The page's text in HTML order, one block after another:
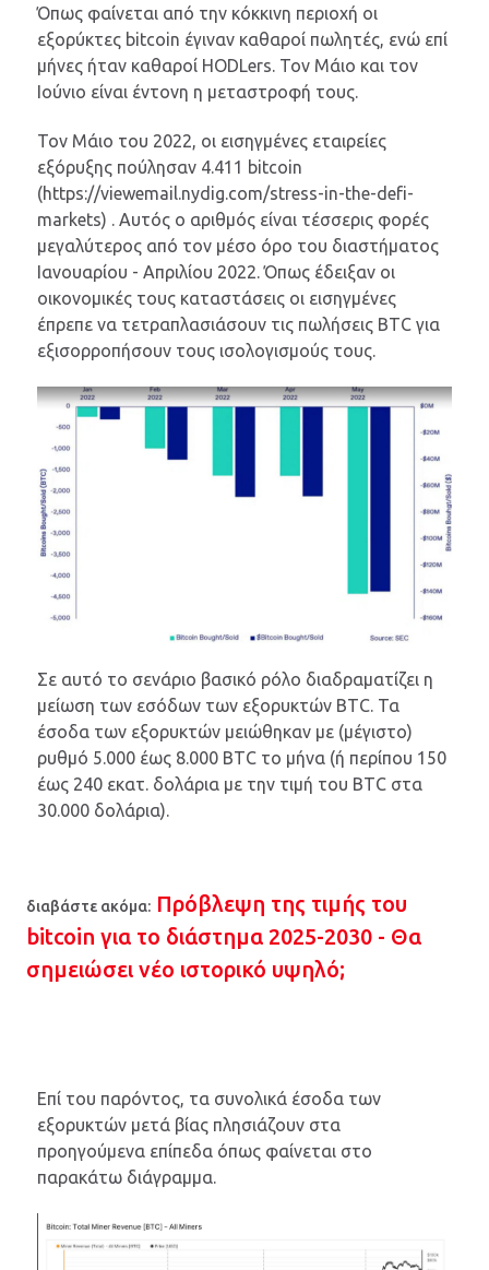
Όπως φαίνεται από την κόκκινη περιοχή οι
εξορύκτες bitcoin έγιναν καθαροί πωλητές, ενώ επί
μήνες ήταν καθαροί HODLers. Τον Μάιο και τον
Ιούνιο είναι έντονη η μεταστροφή τους.
Τον Μάιο του 2022, οι εισηγμένες εταιρείες
εξόρυξης πούλησαν 4.411 bitcoin
(https://viewemail.nydig.com/stress-in-the-defi-
markets) . Αυτός ο αριθμός είναι τέσσερις φορές
μεγαλύτερος από τον μέσο όρο του διαστήματος
Ιανουαρίου - Απριλίου 2022. Όπως έδειξαν οι
οικονομικές τους καταστάσεις οι εισηγμένες
έπρεπε να τετραπλασιάσουν τις πωλήσεις BTC για
εξισορροπήσουν τους ισολογισμούς τους.
Σε αυτό το σενάριο βασικό ρόλο διαδραματίζει η
μείωση των εσόδων των εξορυκτών BTC. Τα
έσοδα των εξορυκτών μειώθηκαν με (μέγιστο)
ρυθμό 5.000 έως 8.000 BTC το μήνα (ή περίπου 150
έως 240 εκατ. δολάρια με την τιμή του BTC στα
30.000 δολάρια).
διαβάστε ακόμα: Πρόβλεψη της τιμής του
bitcoin για το διάστημα 2025-2030 - Θα
σημειώσει νέο ιστορικό υψηλό;
Επί του παρόντος, τα συνολικά έσοδα των
εξορυκτών μετά βίας πλησιάζουν στα
προηγούμενα επίπεδα όπως φαίνεται στο
παρακάτω διάγραμμα.